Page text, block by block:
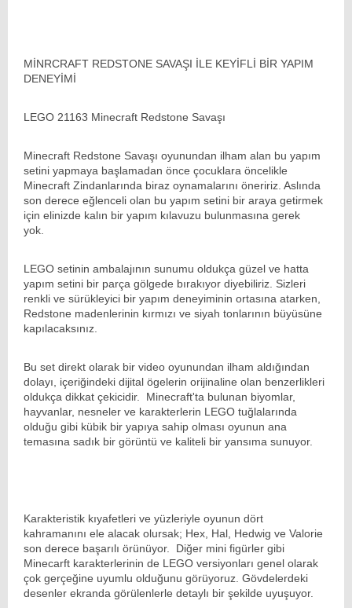
MİNRCRAFT REDSTONE SAVAŞI İLE KEYİFLİ BİR YAPIM
DENEYİMİ
LEGO 21163 Minecraft Redstone Savaşı
Minecraft Redstone Savaşı oyunundan ilham alan bu yapım
setini yapmaya başlamadan önce çocuklara öncelikle
Minecraft Zindanlarında biraz oynamalarını öneririz. Aslında
son derece eğlenceli olan bu yapım setini bir araya getirmek
için elinizde kalın bir yapım kılavuzu bulunmasına gerek
yok.
LEGO setinin ambalajının sunumu oldukça güzel ve hatta
yapım setini bir parça gölgede bırakıyor diyebiliriz. Sizleri
renkli ve sürükleyici bir yapım deneyiminin ortasına atarken,
Redstone madenlerinin kırmızı ve siyah tonlarının büyüsüne
kapılacaksınız.
Bu set direkt olarak bir video oyunundan ilham aldığından
dolayı, içeriğindeki dijital ögelerin orijinaline olan benzerlikleri
oldukça dikkat çekicidir. Minecraft'ta bulunan biyomlar,
hayvanlar, nesneler ve karakterlerin LEGO tuğlalarında
olduğu gibi kübik bir yapıya sahip olması oyunun ana
temasına sadık bir görüntü ve kaliteli bir yansıma sunuyor.
Karakteristik kıyafetleri ve yüzleriyle oyunun dört
kahramanını ele alacak olursak; Hex, Hal, Hedwig ve Valorie
son derece başarılı örünüyor. Diğer mini figürler gibi
Minecarft karakterlerinin de LEGO versiyonları genel olarak
çok gerçeğine uyumlu olduğunu görüyoruz. Gövdelerdeki
desenler ekranda görülenlerle detaylı bir şekilde uyuşuyor.